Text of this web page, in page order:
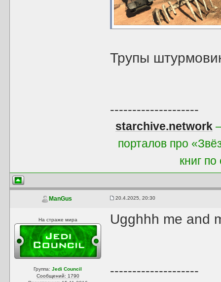
Трупы
--------------------
starchive.network
порталов про
книг
ManGus 20.4.2025, 20:30
На страже мира
Группа:Jedi Council
Сообщений: 1790
Ugghhh me and
--------------------